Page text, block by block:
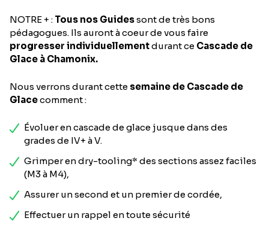
NOTRE + : Tous nos Guidessont de très bons
pédagogues. Ils auront à coeur de vous faire
progresser individuellementdurant ce Cascade de
Glace à Chamonix.
Nous verrons durant cette semaine de Cascade de
Glacecomment :
Évoluer en cascade de glace jusque dans des
grades de IV+ à V.
Grimper en dry-tooling* des sections assez faciles
(M3 à M4),
Assurer un second et un premier de cordée,
Effectuer un rappel en toute sécurité